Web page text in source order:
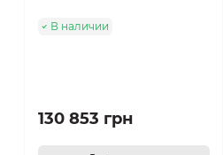
В наличии
130 853 грн